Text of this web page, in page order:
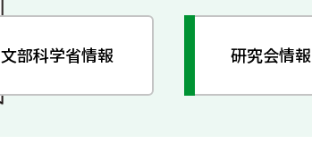
文部科学省情報 研究会情報